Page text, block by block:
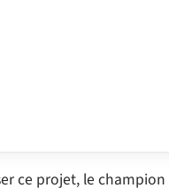
ce projet, le